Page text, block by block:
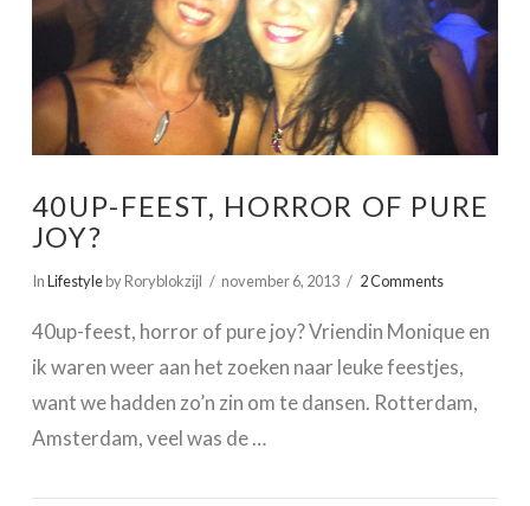
40UP-FEEST, HORROR OF PURE
JOY?
InLifestyleby Roryblokzijl november 6, 2013 2 Comments
40up-feest, horror of pure joy? Vriendin Monique en
ik waren weer aan het zoeken naar leuke feestjes,
want we hadden zo’n zin om te dansen. Rotterdam,
Amsterdam, veel was de …